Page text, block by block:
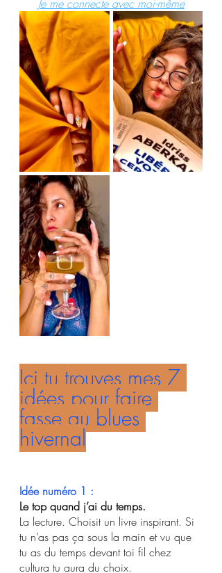
Je me connecte avec moi-même
Ici tu trouves mes 7
idées pour faire
fasse au blues
hivernal
Idée numéro 1 :
Le top quand j’ai du temps.
La lecture. Choisit un livre inspirant. Si
tu n’as pas ça sous la main et vu que
tu as du temps devant toi fil chez
cultura tu aura du choix.